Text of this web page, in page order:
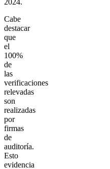
2024.
Cabe
destacar
que
el
100%
de
las
verificaciones
relevadas
son
realizadas
por
firmas
de
auditoría.
Esto
evidencia